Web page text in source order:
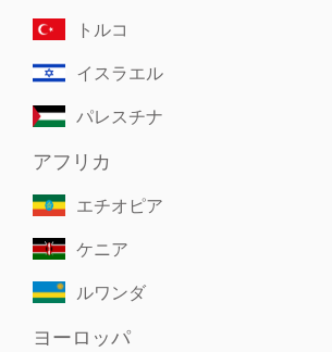
トルコ
イスラエル
パレスチナ
アフリカ
エチオピア
ケニア
ルワンダ
ヨーロッパ